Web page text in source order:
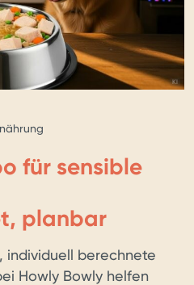
KIBILD
für sensible
planbar
individuell berechnete
Howly Bowly helfen